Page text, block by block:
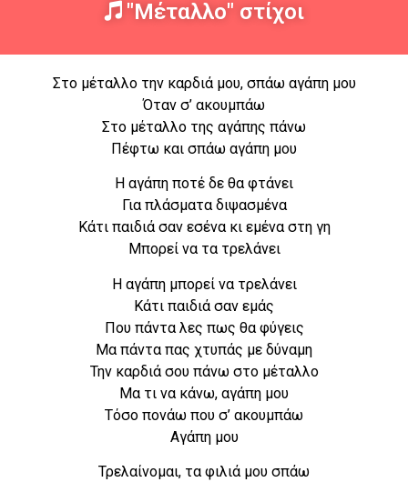
"Μέταλλο" στίχοι
Στο μέταλλο την καρδιά μου, σπάω αγάπη μου
Όταν σ’ ακουμπάω
Στο μέταλλο της αγάπης πάνω
Πέφτω και σπάω αγάπη μου
Η αγάπη ποτέ δε θα φτάνει
Για πλάσματα διψασμένα
Κάτι παιδιά σαν εσένα κι εμένα στη γη
Μπορεί να τα τρελάνει
Η αγάπη μπορεί να τρελάνει
Κάτι παιδιά σαν εμάς
Που πάντα λες πως θα φύγεις
Μα πάντα πας χτυπάς με δύναμη
Την καρδιά σου πάνω στο μέταλλο
Μα τι να κάνω, αγάπη μου
Τόσο πονάω που σ’ ακουμπάω
Αγάπη μου
Τρελαίνομαι, τα φιλιά μου σπάω